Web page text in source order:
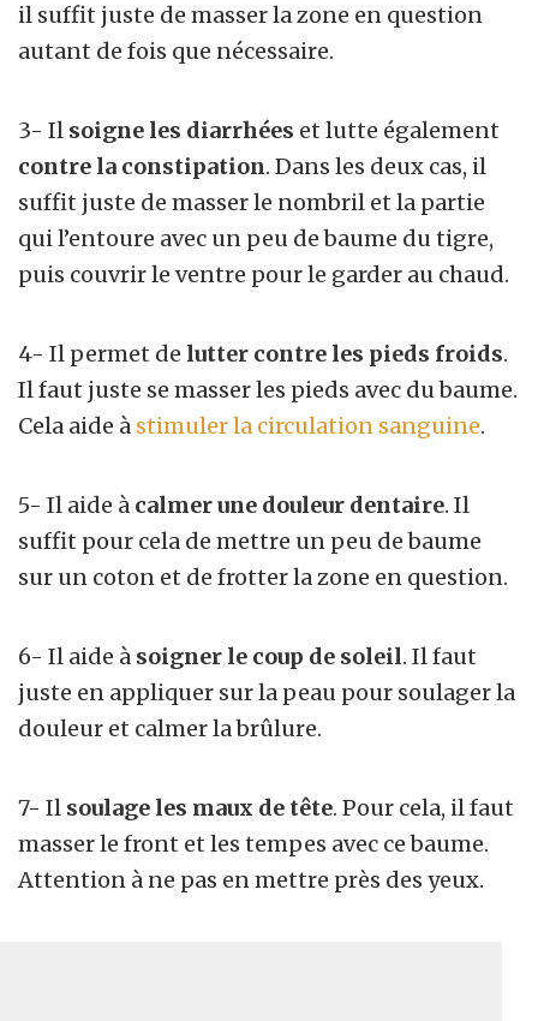
il suffit juste de masser la zone en question
autant de fois que nécessaire.
3- Il soigne les diarrhées et lutte également
contre la constipation. Dans les deux cas, il
suffit juste de masser le nombril et la partie
qui l’entoure avec un peu de baume du tigre,
puis couvrir le ventre pour le garder au chaud.
4- Il permet de lutter contre les pieds froids.
Il faut juste se masser les pieds avec du baume.
Cela aide à stimuler la circulation sanguine.
5- Il aide à calmer une douleur dentaire. Il
suffit pour cela de mettre un peu de baume
sur un coton et de frotter la zone en question.
6- Il aide à soigner le coup de soleil. Il faut
juste en appliquer sur la peau pour soulager la
douleur et calmer la brûlure.
7- Il soulage les maux de tête. Pour cela, il faut
masser le front et les tempes avec ce baume.
Attention à ne pas en mettre près des yeux.